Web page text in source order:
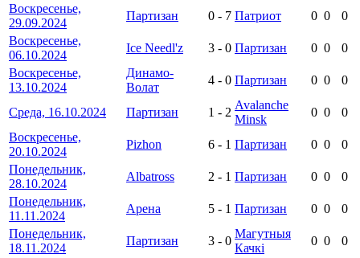
Воскресенье,
29.09.2024
Партизан 0 - 7 Патриот 0 0
0
Воскресенье,
06.10.2024
Ice Needl'z 3 - 0 Партизан 0 0
0
Воскресенье,
13.10.2024
Динамо-
Волат
4 - 0 Партизан 0 0 0
Среда, 16.10.2024 Партизан 1 - 2
Avalanche
Minsk
0 0
0
Воскресенье,
20.10.2024
Pizhon 6 - 1 Партизан 0 0
0
Понедельник,
28.10.2024
Albatross 2 - 1 Партизан 0 0
0
Понедельник,
11.11.2024
Арена 5 - 1 Партизан 0 0
0
Понедельник,
18.11.2024
Партизан 3 - 0
Магутныя
Качкі
0 0
0